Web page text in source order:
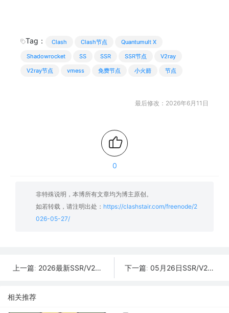
Tag： Clash Clash节点
Quantumult X
Shadowrocket
SS SSR SSR节点
V2ray
V2ray节点
vmess 免费节点 小火箭 节点
最后修改：2026年6月11日
0
非特殊说明，本博所有文章均为博主原创。
如若转载，请注明出处： https://clashstair.com/freenode/2
026-05-27/
上一篇: 2026最新SSR/V2Ray/Clash免费节点 | 05月28日可用订阅 下一篇: 05月26日SSR/V2Ray/Clash订阅合集 | 49条可用免费节点
相关推荐